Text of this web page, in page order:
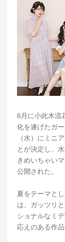
6月に小此木流
化を遂げたガ
（水）にミニ
とが決定し、
きめいちゃい
公開された。
夏をテーマと
は、ガッツリ
ショナルなミ
応えのある作